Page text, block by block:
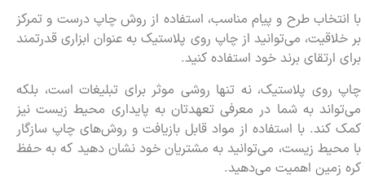
با انتخاب طرح و پیام مناسب، استفاده از روش چاپ درست و تمرکز
بر خلاقیت، می‌توانید از چاپ روی پلاستیک به عنوان ابزاری قدرتمند
برای ارتقای برند خود استفاده کنید.
چاپ روی پلاستیک، نه تنها روشی موثر برای تبلیغات است، بلکه
می‌تواند به شما در معرفی تعهدتان به پایداری محیط زیست نیز
کمک کند. با استفاده از مواد قابل بازیافت و روش‌های چاپ سازگار
با محیط زیست، می‌توانید به مشتریان خود نشان دهید که به حفظ
کره زمین اهمیت می‌دهید.